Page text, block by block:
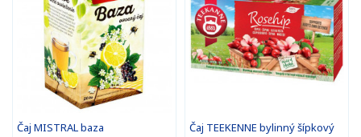
Čaj MISTRAL baza Čaj TEEKENNE bylinný šípkový